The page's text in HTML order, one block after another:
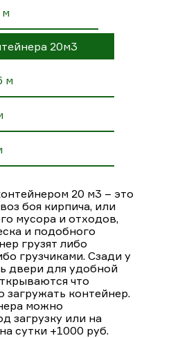
м
20м3
м
20 м3 – это
боя кирпича, или
мусора и отходов,
и подобного
грузят либо
грузчиками. Сзади у
двери для удобной
что
загружать контейнер.
можно
загрузку или на
сутки +1000 руб.